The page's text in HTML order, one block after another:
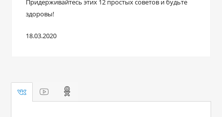
Придерживайтесь этих 12 простых советов и будьте
здоровы!
18.03.2020